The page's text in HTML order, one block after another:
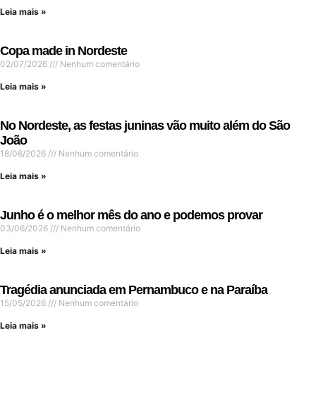
Leia mais »
Copa made in Nordeste
02/07/2026 Nenhum comentário
Leia mais »
No Nordeste, as festas juninas vão muito além do São
João
18/06/2026 Nenhum comentário
Leia mais »
Junho é o melhor mês do ano e podemos provar
03/06/2026 Nenhum comentário
Leia mais »
Tragédia anunciada em Pernambuco e na Paraíba
15/05/2026 Nenhum comentário
Leia mais »